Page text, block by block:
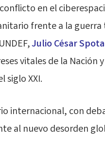
en el
frente a la guerra
Julio César Spota
vitales de la Nación
siglo XXI.
internacional, con
al nuevo desorden